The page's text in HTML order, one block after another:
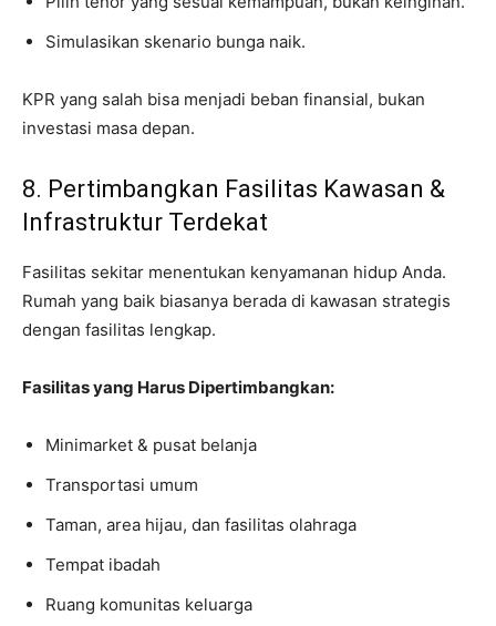
Simulasikan skenario bunga naik.
KPR yang salah bisa menjadi beban finansial, bukan
investasi masa depan.
8. Pertimbangkan Fasilitas Kawasan &
Infrastruktur Terdekat
Fasilitas sekitar menentukan kenyamanan hidup Anda.
Rumah yang baik biasanya berada di kawasan strategis
dengan fasilitas lengkap.
Fasilitas yang Harus Dipertimbangkan:
Minimarket & pusat belanja
Transportasi umum
Taman, area hijau, dan fasilitas olahraga
Tempat ibadah
Ruang komunitas keluarga